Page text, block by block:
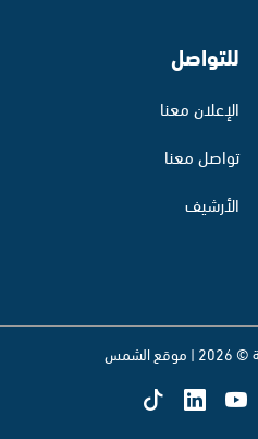
للتواصل
الإعلان معنا
تواصل معنا
الأرشيف